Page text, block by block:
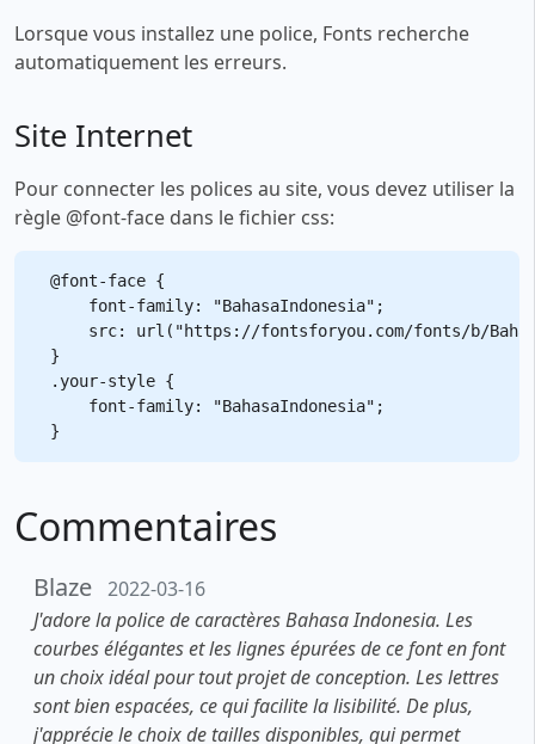
Lorsque vous installez une police, Fonts recherche
automatiquement les erreurs.
Site Internet
Pour connecter les polices au site, vous devez utiliser la
règle @font-face dans le fichier css:
@font-face {
    font-family: "BahasaIndonesia";
src: url("https://fontsforyou.com/fonts/b/
}
.your-style {
    font-family: "BahasaIndonesia";
Commentaires
Blaze 2022-03-16
J'adore la police de caractères Bahasa Indonesia. Les
courbes élégantes et les lignes épurées de ce font en font
un choix idéal pour tout projet de conception. Les lettres
sont bien espacées, ce qui facilite la lisibilité. De plus,
j'apprécie le choix de tailles disponibles, qui permet